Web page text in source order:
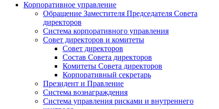
Корпоративное управление
Обращение Заместителя Председателя Совета
директоров
Система корпоративного управления
Совет директоров и комитеты
Совет директоров
Состав Совета директоров
Комитеты Совета директоров
Корпоративный секретарь
Президент и Правление
Система вознаграждения
Система управления рисками и внутреннего